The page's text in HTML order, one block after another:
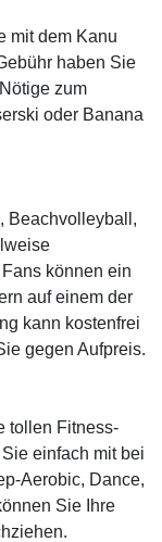
mit dem Kanu
haben Sie
zum
oder Banana
Beachvolleyball,
können ein
auf einem der
kann kostenfrei
gegen Aufpreis.
tollen Fitness-
einfach mit bei
Aerobic, Dance,
Sie Ihre